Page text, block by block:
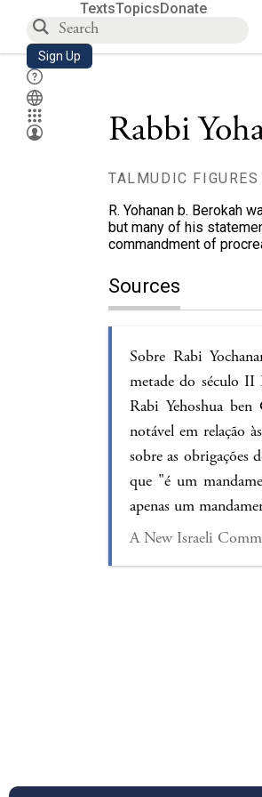
TextsTopicsDonate
Sign Up
Rabbi
TALMUDIC FIGURES
R. Yohanan b. Berokah
but many of his
commandment of
Sources
Sobre Rabi
metade do século II
Rabi Yehoshua ben
notável em relação
sobre as obrigações
que "é um
apenas um
A New Israeli